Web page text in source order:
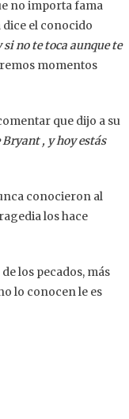
no importa fama
dice el conocido
no te toca aunque te
momentos
que dijo a su
, y hoy estás
conocieron al
los hace
los pecados, más
lo conocen le es